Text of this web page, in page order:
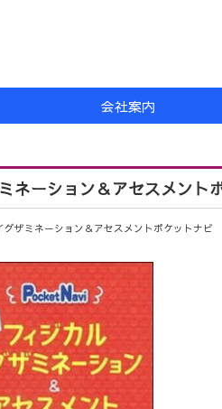
会社案内
ネーション＆アセスメント
ザミネーション＆アセスメントポケットナビ